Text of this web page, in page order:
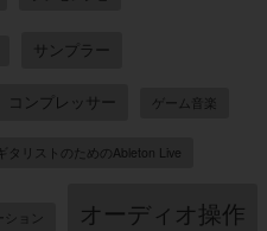
サンプラー
コンプレッサー ゲーム音楽
ギタリストのためのAbleton Live
ション オーディオ操作